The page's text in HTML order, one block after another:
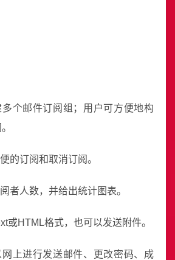
个邮件订阅组；用户可方便地构
的订阅和取消订阅。
者人数，并给出统计图表。
或HTML格式，也可以发送附件。
上进行发送邮件、更改密码、成